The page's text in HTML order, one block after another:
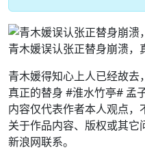
青木媛误认张正替身崩溃，
青木媛得知心上人已经故
真正的替身 #淮水竹亭# 孟
内容仅代表作者本人观点
关于作品内容、版权或其
新浪网联系。